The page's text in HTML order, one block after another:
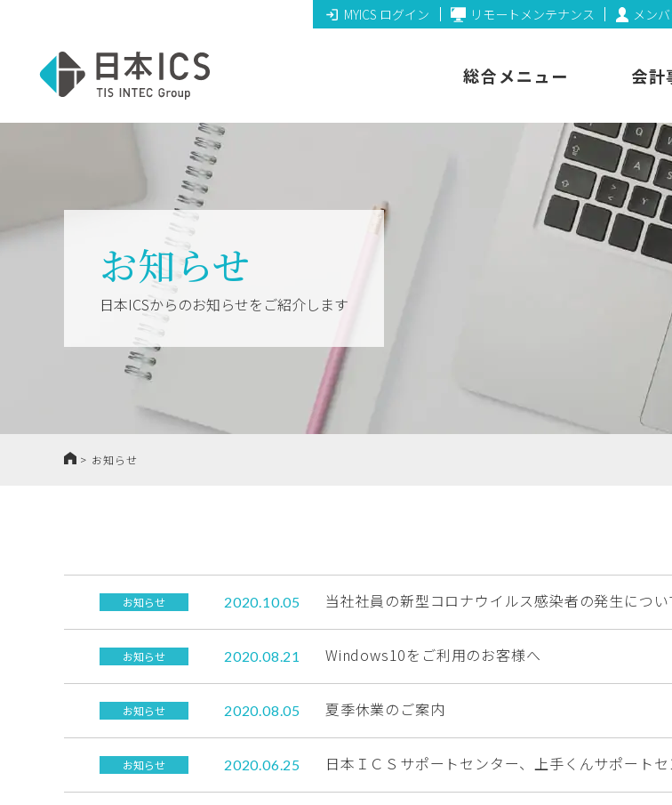
MYICS ログイン リモートメンテナンス メン
総合メニュー 会計
お知らせ
日本ICSからのお知らせをご紹介します
HOME
> お知らせ
お知らせ 2020.10.05 当社社員の新型コロナウイルス感染者の発生につい
お知らせ 2020.08.21 Windows10をご利用のお客様へ
お知らせ 2020.08.05 夏季休業のご案内
お知らせ 2020.06.25 日本ＩＣＳサポートセンター、上手くんサポート